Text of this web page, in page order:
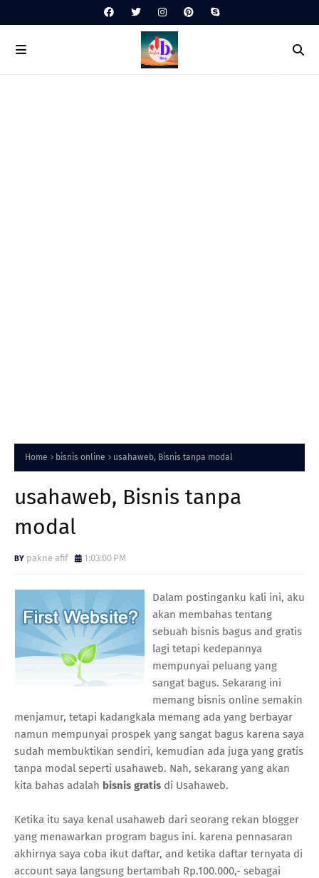
Home bisnis online usahaweb, Bisnis tanpa modal
usahaweb, Bisnis tanpa
modal
pakne afif 1:03:00 PM
Dalam postinganku kali ini, aku
akan membahas tentang
sebuah bisnis bagus and gratis
lagi tetapi kedepannya
mempunyai peluang yang
sangat bagus. Sekarang ini
memang bisnis online semakin
menjamur, tetapi kadangkala memang ada yang berbayar
namun mempunyai prospek yang sangat bagus karena saya
sudah membuktikan sendiri, kemudian ada juga yang gratis
tanpa modal seperti usahaweb. Nah, sekarang yang akan
kita bahas adalah bisnis gratis di Usahaweb.
Ketika itu saya kenal usahaweb dari seorang rekan blogger
yang menawarkan program bagus ini. karena pennasaran
akhirnya saya coba ikut daftar, and ketika daftar ternyata di
account saya langsung bertambah Rp.100.000,- sebagai